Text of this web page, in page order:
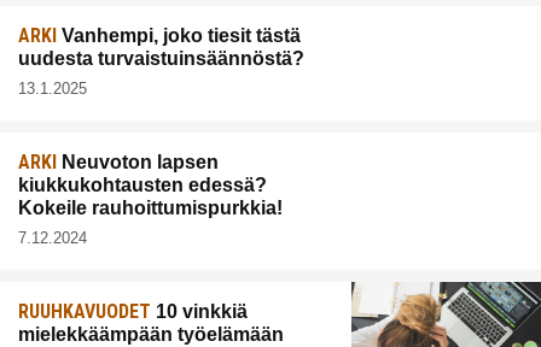
ARKI Vanhempi, joko tiesit tästä
uudesta turvaistuinsäännöstä?
13.1.2025
ARKI
Neuvoton lapsen
kiukkukohtausten edessä?
Kokeile rauhoittumispurkkia!
7.12.2024
RUUHKAVUODET 10 vinkkiä
mielekkäämpään työelämään